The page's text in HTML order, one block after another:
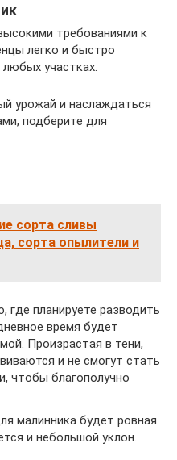
требованиями к
легко и быстро
участках.
урожай и наслаждаться
подберите для
сорта сливы
сорта опылители и
где планируете разводить
время будет
Произрастая в тени,
и не смогут стать
чтобы благополучно
малинника будет ровная
и небольшой уклон.